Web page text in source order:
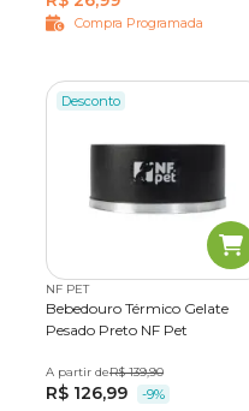
Compra Programada
Desconto
NF PET
Bebedouro Térmico Gelate
Pesado Preto NF Pet
2 L
A partir deR$ 139,90
R$ 126,99 -9%